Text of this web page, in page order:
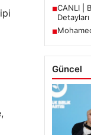
■CANLI |
■
Güncel